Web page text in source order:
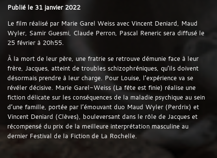
Publié le 31 janvier 2022
Le film réalisé par Marie Garel Weiss avec Vincent Deniard, Maud
Wyler, Samir Guesmi, Claude Perron, Pascal Reneric sera diffusé le
25 février à 20h55.
À la mort de leur père, une fratrie se retrouve démunie face à leur
frère, Jacques, atteint de troubles schizophréniques, qu’ils doivent
désormais prendre à leur charge. Pour Louise, l’expérience va se
révéler décisive. Marie Garel-Weiss (La fête est finie) réalise une
fiction délicate sur les conséquences de la maladie psychique au sein
d’une famille, portée par l’émouvant duo Maud Wyler (Perdrix) et
Vincent Deniard (Clèves), bouleversant dans le rôle de Jacques et
récompensé du prix de la meilleure interprétation masculine au
dernier Festival de la Fiction de La Rochelle.